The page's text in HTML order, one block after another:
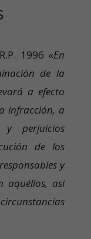
1996 «En
de la
a efecto
infracción, a
perjuicios
de los
y
aquéllos, así